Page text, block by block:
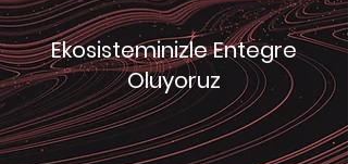
Ekosisteminizle Entegre
Oluyoruz